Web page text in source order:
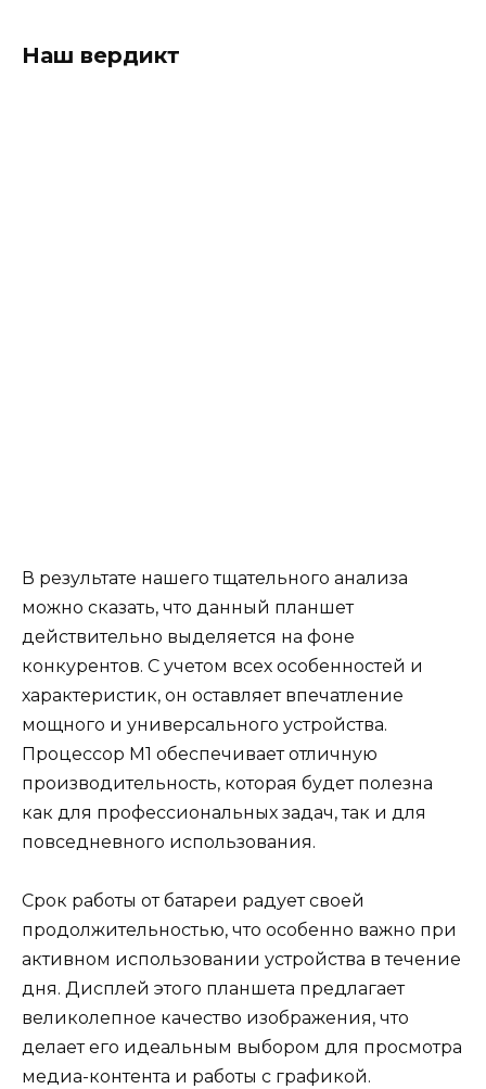
Наш вердикт
В результате нашего тщательного анализа
можно сказать, что данный планшет
действительно выделяется на фоне
конкурентов. С учетом всех особенностей и
характеристик, он оставляет впечатление
мощного и универсального устройства.
Процессор M1 обеспечивает отличную
производительность, которая будет полезна
как для профессиональных задач, так и для
повседневного использования.
Срок работы от батареи радует своей
продолжительностью, что особенно важно при
активном использовании устройства в течение
дня. Дисплей этого планшета предлагает
великолепное качество изображения, что
делает его идеальным выбором для просмотра
медиа-контента и работы с графикой.